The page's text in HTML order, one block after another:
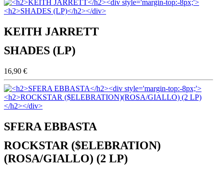
KEITH JARRETT
SHADES (LP)
16,90 €
SFERA EBBASTA
ROCKSTAR ($ELEBRATION)
(ROSA/GIALLO) (2 LP)